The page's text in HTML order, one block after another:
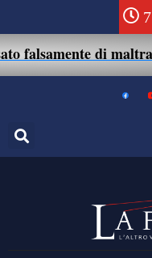
7
di